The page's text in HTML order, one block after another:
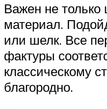
Важен не только
материал.
или шелк. Все
фактуры
классическому
благородно.